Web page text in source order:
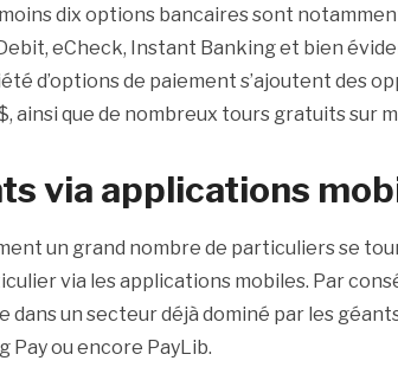
dix options bancaires sont
eCheck, Instant Banking et bien
d’options de paiement s’ajoutent des
ainsi que de nombreux tours gratuits sur
via applications
un grand nombre de particuliers se
via les applications mobiles. Par
dans un secteur déjà dominé par les
Pay ou encore PayLib.